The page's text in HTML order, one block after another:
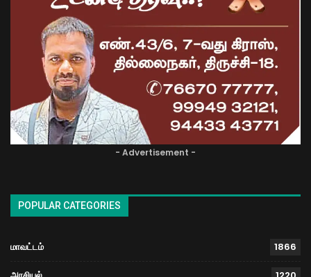
- Advertisement -
POPULAR CATEGORIES
மாவட்டம் 1866